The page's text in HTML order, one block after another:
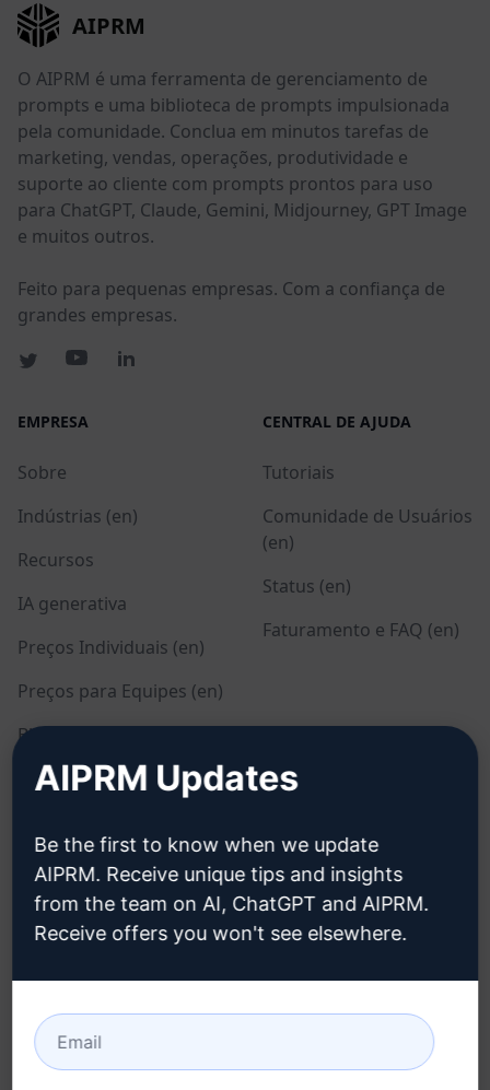
AIPRM
O AIPRM é uma ferramenta de gerenciamento de
prompts e uma biblioteca de prompts impulsionada
pela comunidade. Conclua em minutos tarefas de
marketing, vendas, operações, produtividade e
suporte ao cliente com prompts prontos para uso
para ChatGPT, Claude, Gemini, Midjourney, GPT Image
e muitos outros.
Feito para pequenas empresas. Com a confiança de
grandes empresas.
EMPRESA
Sobre
Indústrias (en)
Recursos
IA generativa
Preços Individuais (en)
Preços para Equipes (en)
Blog (en)
CENTRAL DE AJUDA
Tutoriais
Comunidade de Usuários
(en)
Status (en)
Faturamento e FAQ (en)
Política de Privacidade
(en)
Política de Uso Aceitável
Termos da Extensão do
Navegador (en)
Como Instalar
Google Chrome
Microsoft Edge
AIPRM Updates
Be the first to know when we update
AIPRM. Receive unique tips and insights
from the team on AI, ChatGPT and AIPRM.
Receive offers you won't see elsewhere.